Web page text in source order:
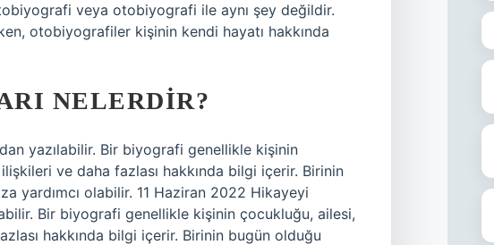
veya otobiyografi ile aynı şey değildir.
otobiyografiler kişinin kendi hayatı hakkında
NELERDIR?
yazılabilir. Bir biyografi genellikle kişinin
ve daha fazlası hakkında bilgi içerir. Birinin
yardımcı olabilir. 11 Haziran 2022 Hikayeyi
Bir biyografi genellikle kişinin çocukluğu, ailesi,
hakkında bilgi içerir. Birinin bugün olduğu